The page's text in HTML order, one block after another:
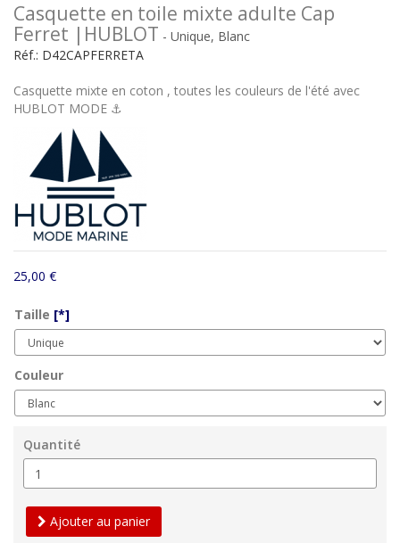
Casquette en toile mixte adulte Cap
Ferret |HUBLOT - Unique, Blanc
Réf.: D42CAPFERRETA
Casquette mixte en coton , toutes les couleurs de l'été avec
HUBLOT MODE ⚓
25,00 €
Taille [*]
Couleur
Quantité
Ajouter au panier